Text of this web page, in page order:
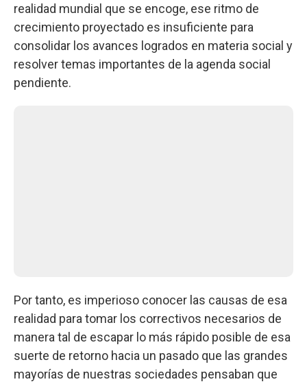
realidad mundial que se encoge, ese ritmo de
crecimiento proyectado es insuficiente para
consolidar los avances logrados en materia social y
resolver temas importantes de la agenda social
pendiente.
Por tanto, es imperioso conocer las causas de esa
realidad para tomar los correctivos necesarios de
manera tal de escapar lo más rápido posible de esa
suerte de retorno hacia un pasado que las grandes
mayorías de nuestras sociedades pensaban que